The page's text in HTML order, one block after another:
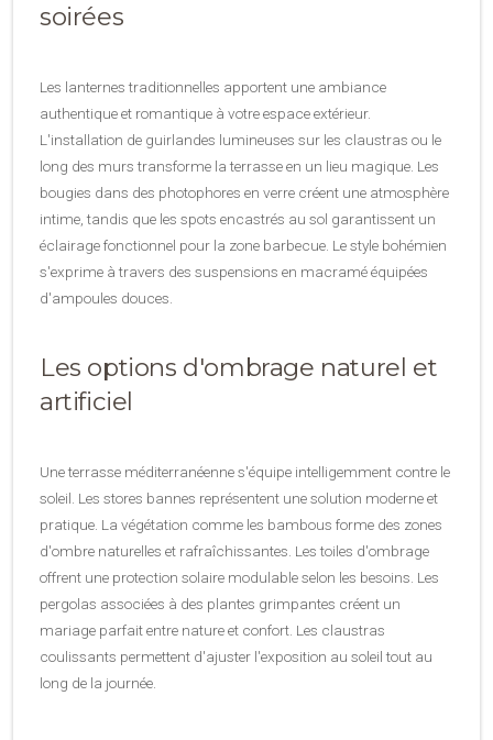
soirées
Les lanternes traditionnelles apportent une ambiance
authentique et romantique à votre espace extérieur.
L'installation de guirlandes lumineuses sur les claustras ou le
long des murs transforme la terrasse en un lieu magique. Les
bougies dans des photophores en verre créent une atmosphère
intime, tandis que les spots encastrés au sol garantissent un
éclairage fonctionnel pour la zone barbecue. Le style bohémien
s'exprime à travers des suspensions en macramé équipées
d'ampoules douces.
Les options d'ombrage naturel et
artificiel
Une terrasse méditerranéenne s'équipe intelligemment contre le
soleil. Les stores bannes représentent une solution moderne et
pratique. La végétation comme les bambous forme des zones
d'ombre naturelles et rafraîchissantes. Les toiles d'ombrage
offrent une protection solaire modulable selon les besoins. Les
pergolas associées à des plantes grimpantes créent un
mariage parfait entre nature et confort. Les claustras
coulissants permettent d'ajuster l'exposition au soleil tout au
long de la journée.